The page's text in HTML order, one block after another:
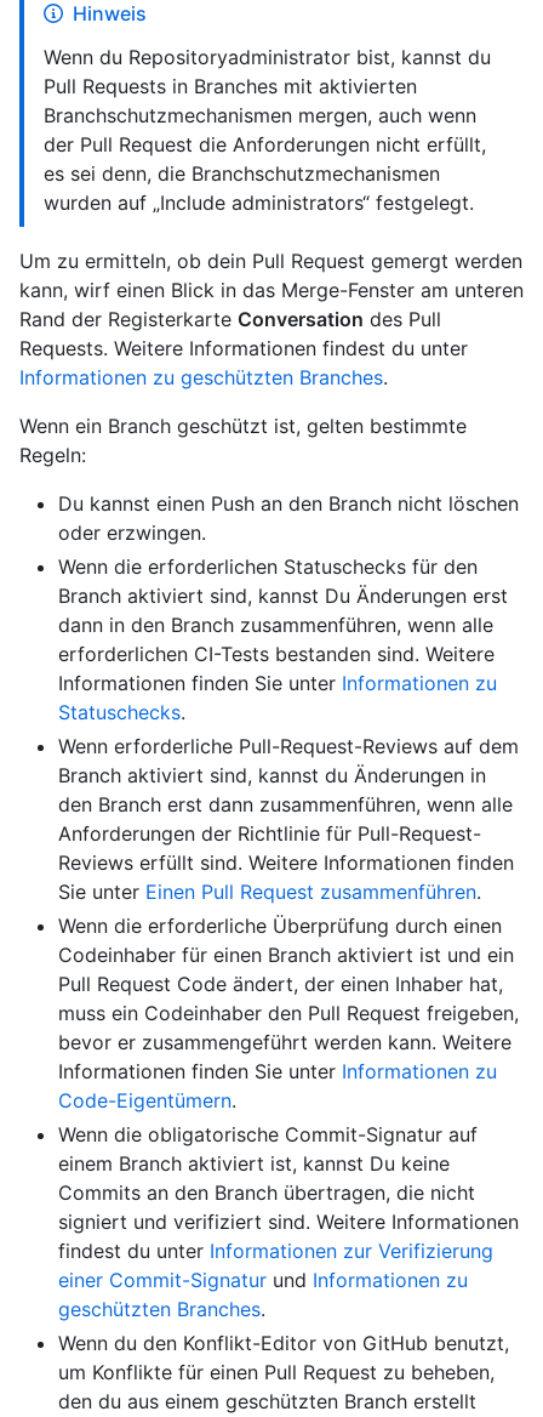
Hinweis
Wenn du Repositoryadministrator bist, kannst du
Pull Requests in Branches mit aktivierten
Branchschutzmechanismen mergen, auch wenn
der Pull Request die Anforderungen nicht erfüllt,
es sei denn, die Branchschutzmechanismen
wurden auf „Include administrators“ festgelegt.
Um zu ermitteln, ob dein Pull Request gemergt werden
kann, wirf einen Blick in das Merge-Fenster am unteren
Rand der Registerkarte Conversation des Pull
Requests. Weitere Informationen findest du unter
Informationen zu geschützten Branches.
Wenn ein Branch geschützt ist, gelten bestimmte
Regeln:
Du kannst einen Push an den Branch nicht löschen
oder erzwingen.
Wenn die erforderlichen Statuschecks für den
Branch aktiviert sind, kannst Du Änderungen erst
dann in den Branch zusammenführen, wenn alle
erforderlichen CI-Tests bestanden sind. Weitere
Informationen finden Sie unter Informationen zu
Statuschecks.
Wenn erforderliche Pull-Request-Reviews auf dem
Branch aktiviert sind, kannst du Änderungen in
den Branch erst dann zusammenführen, wenn alle
Anforderungen der Richtlinie für Pull-Request-
Reviews erfüllt sind. Weitere Informationen finden
Sie unter Einen Pull Request zusammenführen.
Wenn die erforderliche Überprüfung durch einen
Codeinhaber für einen Branch aktiviert ist und ein
Pull Request Code ändert, der einen Inhaber hat,
muss ein Codeinhaber den Pull Request freigeben,
bevor er zusammengeführt werden kann. Weitere
Informationen finden Sie unter Informationen zu
Code-Eigentümern.
Wenn die obligatorische Commit-Signatur auf
einem Branch aktiviert ist, kannst Du keine
Commits an den Branch übertragen, die nicht
signiert und verifiziert sind. Weitere Informationen
findest du unter Informationen zur Verifizierung
einer Commit-Signatur und Informationen zu
geschützten Branches.
Wenn du den Konflikt-Editor von GitHub benutzt,
um Konflikte für einen Pull Request zu beheben,
den du aus einem geschützten Branch erstellt